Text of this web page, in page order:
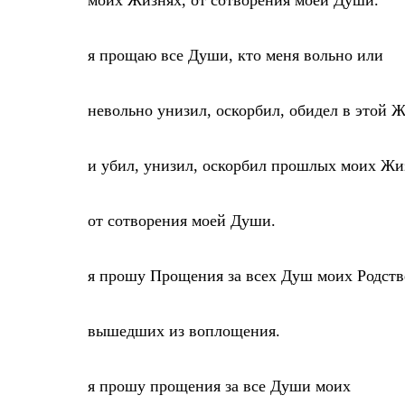
я прощаю все Души, кто меня вольно или
невольно унизил, оскорбил, обидел в этой
и убил, унизил, оскорбил прошлых моих
от сотворения моей Души.
я прошу Прощения за всех Душ моих
вышедших из воплощения.
я прошу прощения за все Души моих